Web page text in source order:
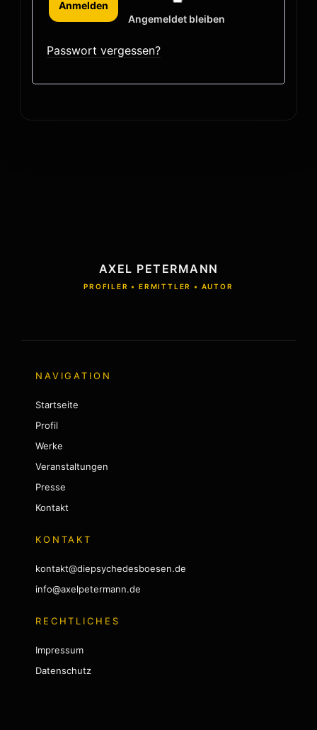
Angemeldet bleiben
Anmelden
Passwort vergessen?
AXEL PETERMANN
PROFILER • ERMITTLER • AUTOR
NAVIGATION
Startseite
Profil
Werke
Veranstaltungen
Presse
Kontakt
KONTAKT
kontakt@diepsychedesboesen.de
info@axelpetermann.de
RECHTLICHES
Impressum
Datenschutz